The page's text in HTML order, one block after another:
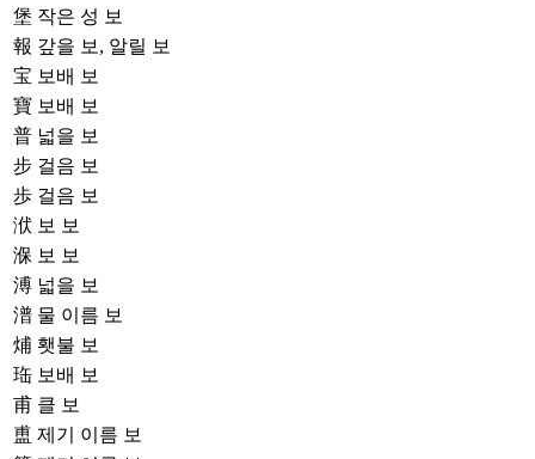
堡 작은 성 보
報 갚을 보, 알릴 보
宝 보배 보
寶 보배 보
普 넓을 보
步 걸음 보
歩 걸음 보
洑 보 보
湺 보 보
溥 넓을 보
潽 물 이름 보
烳 횃불 보
珤 보배 보
甫 클 보
盙 제기 이름 보